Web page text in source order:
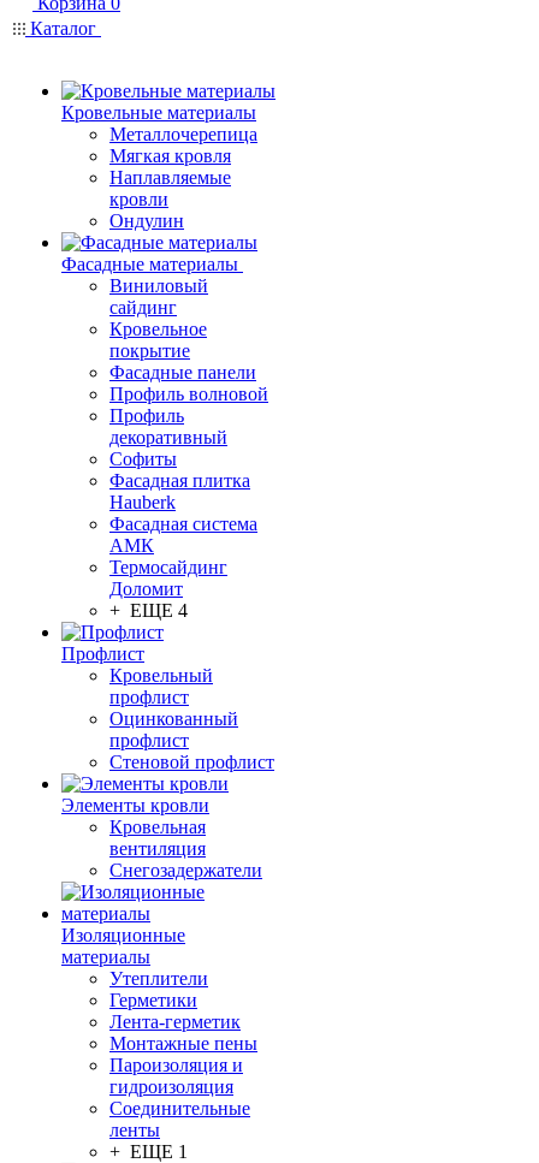
Каталог
Кровельные материалы
Металлочерепица
Мягкая кровля
Наплавляемые
кровли
Ондулин
Фасадные материалы
Виниловый
сайдинг
Кровельное
покрытие
Фасадные панели
Профиль волновой
Профиль
декоративный
Софиты
Фасадная плитка
Hauberk
Фасадная система
АМК
Термосайдинг
Доломит
+ ЕЩЕ 4
Профлист
Кровельный
профлист
Оцинкованный
профлист
Стеновой профлист
Элементы кровли
Кровельная
вентиляция
Снегозадержатели
Изоляционные
материалы
Утеплители
Герметики
Лента-герметик
Монтажные пены
Пароизоляция и
гидроизоляция
Соединительные
ленты
+ ЕЩЕ 1